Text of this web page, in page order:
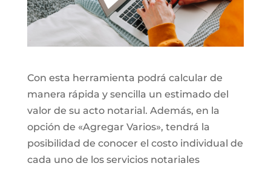
Con esta herramienta podrá calcular de
manera rápida y sencilla un estimado del
valor de su acto notarial. Además, en la
opción de «Agregar Varios», tendrá la
posibilidad de conocer el costo individual de
cada uno de los servicios notariales